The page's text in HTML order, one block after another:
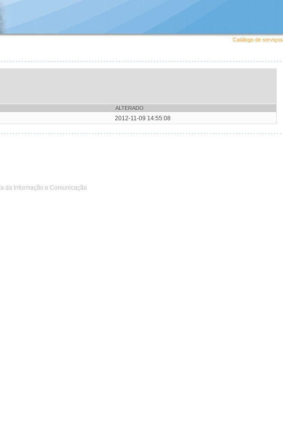
Catálogo de serviços
ALTERADO
2012-11-09 14:55:08
da Informação e Comunicação